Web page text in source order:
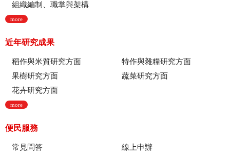
組織編制、職掌與架構
more
近年研究成果
稻作與米質研究方面
特作與雜糧研究方面
果樹研究方面
蔬菜研究方面
花卉研究方面
more
便民服務
常見問答
線上申辦